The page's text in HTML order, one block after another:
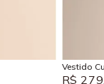
Vestido
R$ 279,